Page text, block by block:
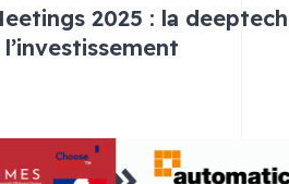
2025 : la